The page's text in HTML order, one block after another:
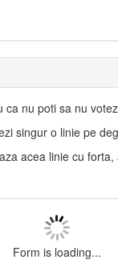
ca nu poti sa nu
singur o linie pe
acea linie cu forta,
Form is loading...